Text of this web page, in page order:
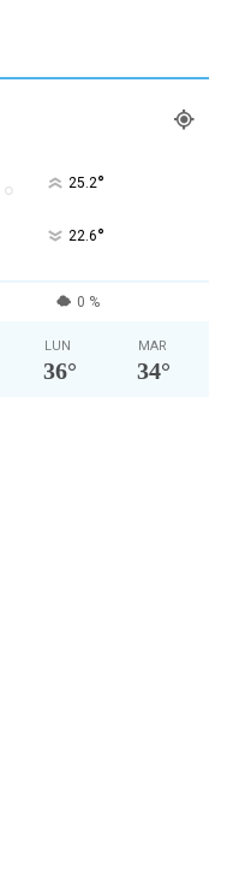
° 25.2°
22.6°
0 %
LUN
36°
MAR
34°